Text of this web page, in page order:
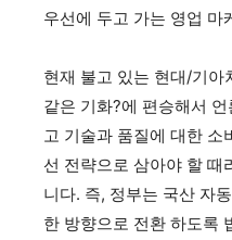
우선에 두고 가는 영업 마
현재 불고 있는 현대/기
같은 기화?에 편승해서
고 기술과 품질에 대한 소
선 전략으로 삼아야 할 때
니다. 즉, 정부는 국산 자
한 방향으로 전환 하도록